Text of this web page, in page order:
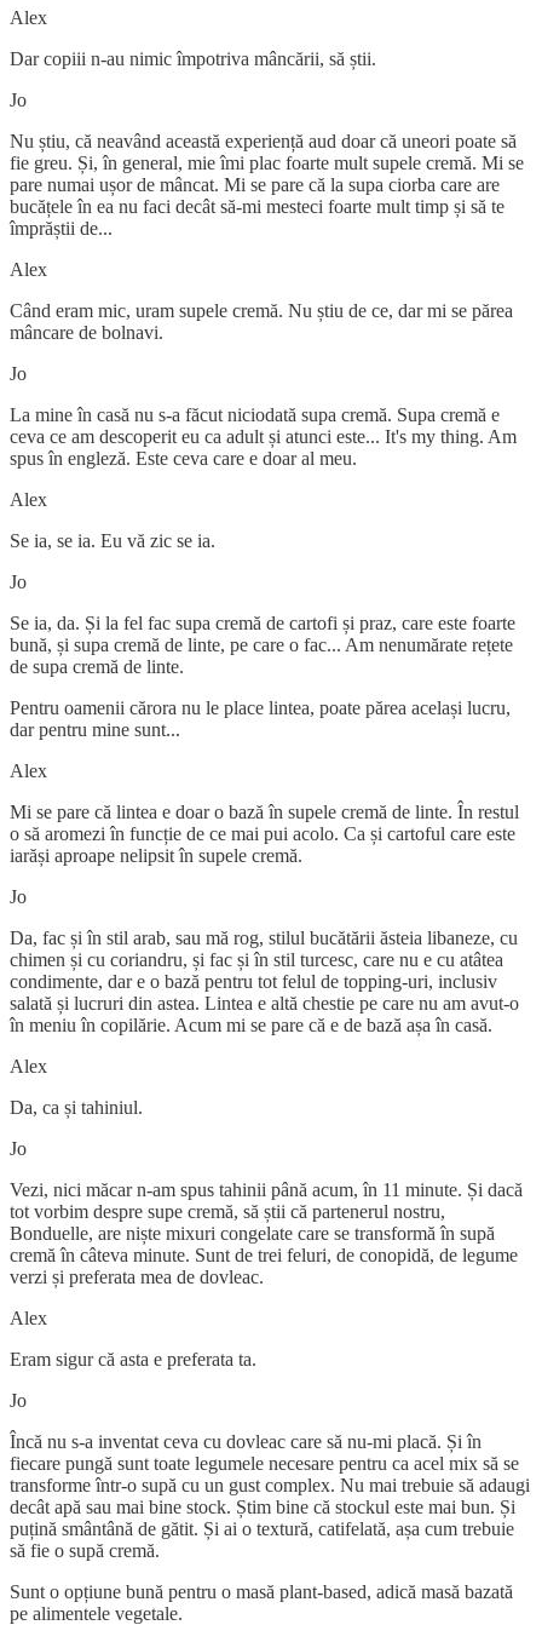
Alex
Dar copiii n-au nimic împotriva mâncării, să știi.
Jo
Nu știu, că neavând această experiență aud doar că uneori poate să
fie greu. Și, în general, mie îmi plac foarte mult supele cremă. Mi se
pare numai ușor de mâncat. Mi se pare că la supa ciorba care are
bucățele în ea nu faci decât să-mi mesteci foarte mult timp și să te
împrăștii de...
Alex
Când eram mic, uram supele cremă. Nu știu de ce, dar mi se părea
mâncare de bolnavi.
Jo
La mine în casă nu s-a făcut niciodată supa cremă. Supa cremă e
ceva ce am descoperit eu ca adult și atunci este... It's my thing. Am
spus în engleză. Este ceva care e doar al meu.
Alex
Se ia, se ia. Eu vă zic se ia.
Jo
Se ia, da. Și la fel fac supa cremă de cartofi și praz, care este foarte
bună, și supa cremă de linte, pe care o fac... Am nenumărate rețete
de supa cremă de linte.
Pentru oamenii cărora nu le place lintea, poate părea același lucru,
dar pentru mine sunt...
Alex
Mi se pare că lintea e doar o bază în supele cremă de linte. În restul
o să aromezi în funcție de ce mai pui acolo. Ca și cartoful care este
iarăși aproape nelipsit în supele cremă.
Jo
Da, fac și în stil arab, sau mă rog, stilul bucătării ăsteia libaneze, cu
chimen și cu coriandru, și fac și în stil turcesc, care nu e cu atâtea
condimente, dar e o bază pentru tot felul de topping-uri, inclusiv
salată și lucruri din astea. Lintea e altă chestie pe care nu am avut-o
în meniu în copilărie. Acum mi se pare că e de bază așa în casă.
Alex
Da, ca și tahiniul.
Jo
Vezi, nici măcar n-am spus tahinii până acum, în 11 minute. Și dacă
tot vorbim despre supe cremă, să știi că partenerul nostru,
Bonduelle, are niște mixuri congelate care se transformă în supă
cremă în câteva minute. Sunt de trei feluri, de conopidă, de legume
verzi și preferata mea de dovleac.
Alex
Eram sigur că asta e preferata ta.
Jo
Încă nu s-a inventat ceva cu dovleac care să nu-mi placă. Și în
fiecare pungă sunt toate legumele necesare pentru ca acel mix să se
transforme într-o supă cu un gust complex. Nu mai trebuie să adaugi
decât apă sau mai bine stock. Știm bine că stockul este mai bun. Și
puțină smântână de gătit. Și ai o textură, catifelată, așa cum trebuie
să fie o supă cremă.
Sunt o opțiune bună pentru o masă plant-based, adică masă bazată
pe alimentele vegetale.